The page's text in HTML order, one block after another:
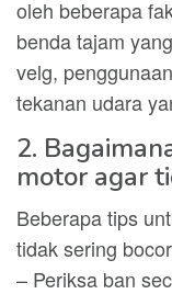
oleh beberapa
benda tajam
velg,
tekanan udara
2.
motor agar
Beberapa tips
tidak sering
– Periksa ban